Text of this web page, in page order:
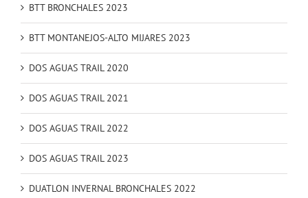
BTT BRONCHALES 2023
BTT MONTANEJOS-ALTO MIJARES 2023
DOS AGUAS TRAIL 2020
DOS AGUAS TRAIL 2021
DOS AGUAS TRAIL 2022
DOS AGUAS TRAIL 2023
DUATLON INVERNAL BRONCHALES 2022